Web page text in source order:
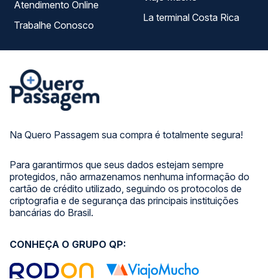
Na Quero Passagem sua compra é totalmente segura!
Para garantirmos que seus dados estejam sempre
protegidos, não armazenamos nenhuma informação do
cartão de crédito utilizado, seguindo os protocolos de
criptografia e de segurança das principais instituições
bancárias do Brasil.
Atendimento Online
Trabalhe Conosco
La terminal Costa Rica
CONHEÇA O GRUPO QP: